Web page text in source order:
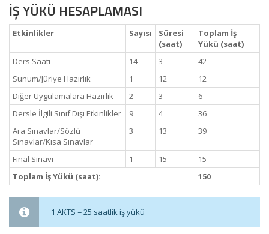
İŞ YÜKÜ HESAPLAMASI
Etkinlikler Sayısı
Süresi
(saat)
Toplam İş
Yükü (saat)
Ders Saati
14 3
42
Sunum/Jüriye Hazırlık
1 12
12
Diğer Uygulamalara Hazırlık
2 3
6
Dersle İlgili Sınıf Dışı Etkinlikler
9 4
36
Ara Sınavlar/Sözlü
Sınavlar/Kısa Sınavlar
3 13 39
Final Sınavı 1 15
15
Toplam İş Yükü (saat):
150
1 AKTS = 25 saatlik iş yükü